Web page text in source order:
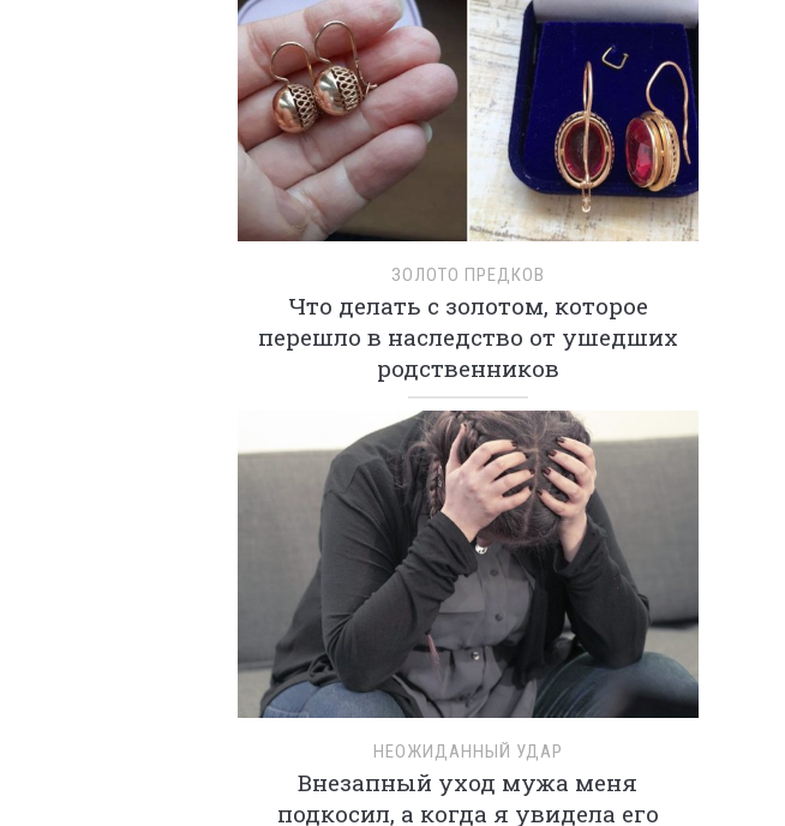
ЗОЛОТО ПРЕДКОВ
Что делать с золотом, которое
перешло в наследство от ушедших
родственников
НЕОЖИДАННЫЙ УДАР
Внезапный уход мужа меня
подкосил, а когда я увидела его